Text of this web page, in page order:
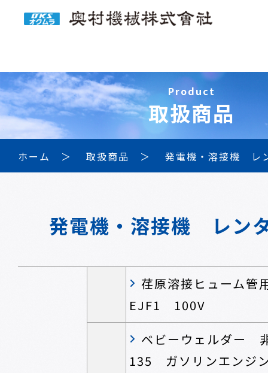
Product
取扱商品
ホーム 取扱商品 発電機・溶接機 レ
発電機・溶接機 レン
荏原溶接ヒューム
EJF1 100V
ベビーウェルダー
135 ガソリンエンジ